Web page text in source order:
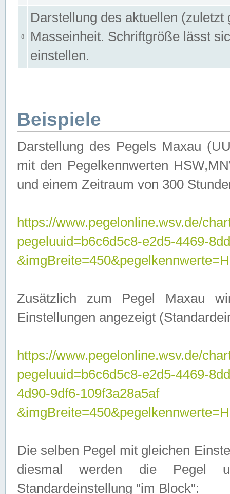
8
Darstellung des aktuellen
Masseinheit. Schriftgröße lässt
einstellen.
Beispiele
Darstellung des Pegels Maxau
mit den Pegelkennwerten
und einem Zeitraum von 300
https://www.pegelonline.wsv.de/
pegeluuid=b6c6d5c8-e2d5-4469-
Zusätzlich zum Pegel Maxau
Einstellungen angezeigt
https://www.pegelonline.wsv.de/
pegeluuid=b6c6d5c8-e2d5-4469-
4d90-9df6-109f3a28a5af
Die selben Pegel mit gleichen
diesmal werden die Pegel
Standardeinstellung "im Block":